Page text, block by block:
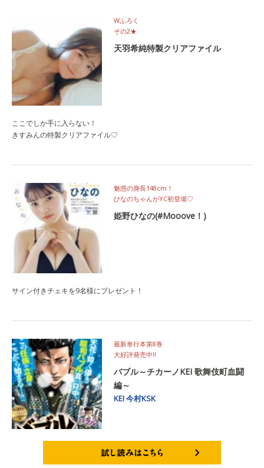
Wふろく
その2★
天羽希純特製クリアファイル
ここでしか手に入らない！
きすみんの特製クリアファイル♡
魅惑の身長148cm！
ひなのちゃんがYC初登場♡
姫野ひなの(#Mooove！)
サイン付きチェキを9名様にプレゼント！
最新単行本第8巻
大好評発売中‼
バブル～チカーノKEI 歌舞伎町血闘
編～
KEI今村KSK